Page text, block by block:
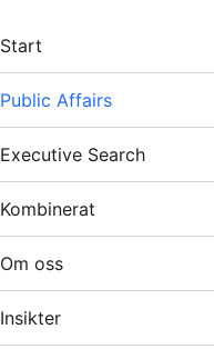
Start
Public Affairs
Executive Search
Kombinerat
Om oss
Insikter